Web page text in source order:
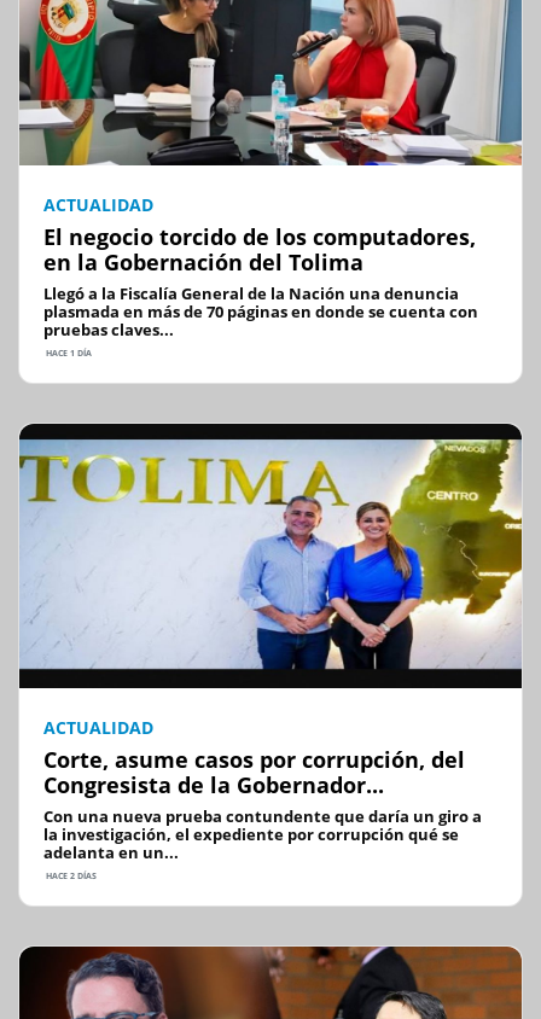
ACTUALIDAD
El negocio torcido de los computadores,
en la Gobernación del Tolima
Llegó a la Fiscalía General de la Nación una denuncia
plasmada en más de 70 páginas en donde se cuenta con
pruebas claves...
HACE 1 DÍA
ACTUALIDAD
Corte, asume casos por corrupción, del
Congresista de la Gobernador...
Con una nueva prueba contundente que daría un giro a
la investigación, el expediente por corrupción qué se
adelanta en un...
HACE 2 DÍAS